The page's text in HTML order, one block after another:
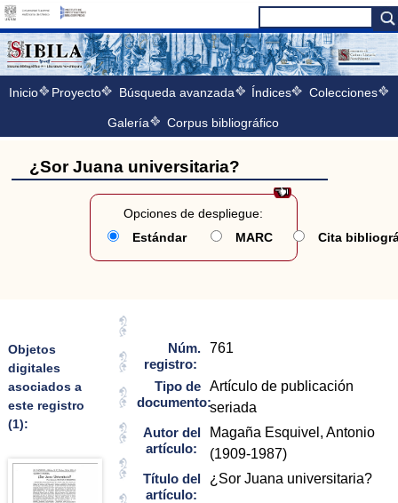
Inicio Proyecto Búsqueda avanzada Índices Colecciones
Galería Corpus bibliográfico
¿Sor Juana universitaria?
Opciones de despliegue:
Estándar
MARC Cita
Objetos
digitales
asociados a
este registro
(1):
Núm.
registro:
761
Tipo de
documento:
Artículo de publicación
seriada
Autor del
artículo:
Magaña Esquivel, Antonio
(1909-1987)
Título del
artículo:
¿Sor Juana universitaria?